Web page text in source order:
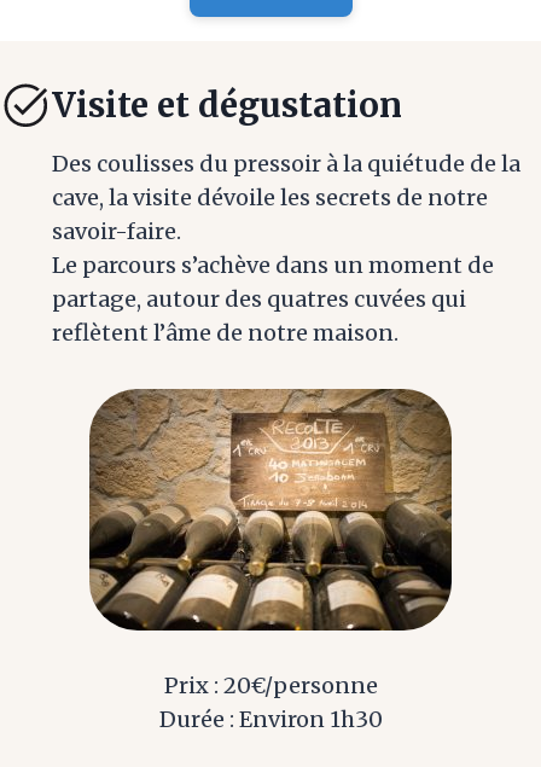
Visite et dégustation
Des coulisses du pressoir à la quiétude de la
cave, la visite dévoile les secrets de notre
savoir-faire.
Le parcours s’achève dans un moment de
partage, autour des quatres cuvées qui
reflètent l’âme de notre maison.
Prix : 20€/personne
Durée : Environ 1h30